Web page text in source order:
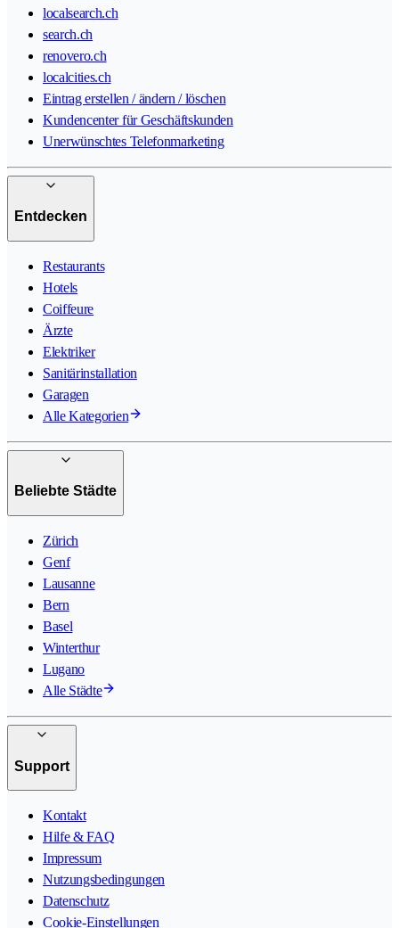
localsearch.ch
search.ch
renovero.ch
localcities.ch
Eintrag erstellen / ändern / löschen
Kundencenter für Geschäftskunden
Unerwünschtes Telefonmarketing
Entdecken
Restaurants
Hotels
Coiffeure
Ärzte
Elektriker
Sanitärinstallation
Garagen
Alle Kategorien
Beliebte Städte
Zürich
Genf
Lausanne
Bern
Basel
Winterthur
Lugano
Alle Städte
Support
Kontakt
Hilfe & FAQ
Impressum
Nutzungsbedingungen
Datenschutz
Cookie-Einstellungen